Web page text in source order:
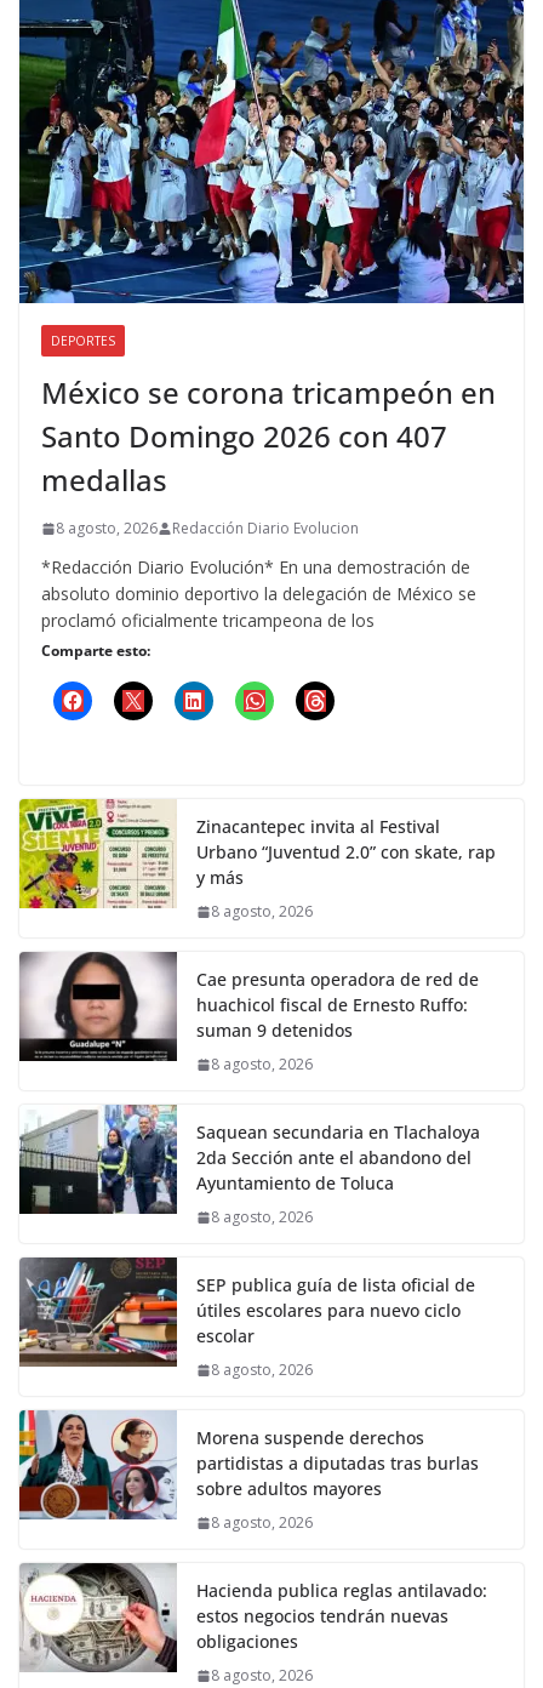
DEPORTES
México se corona tricampeón en
Santo Domingo 2026 con 407
medallas
8 agosto, 2026 Redacción Diario Evolucion
*Redacción Diario Evolución* En una demostración de
absoluto dominio deportivo la delegación de México se
proclamó oficialmente tricampeona de los
Comparte esto:
Zinacantepec invita al Festival
Urbano “Juventud 2.0” con skate, rap
y más
8 agosto, 2026
Cae presunta operadora de red de
huachicol fiscal de Ernesto Ruffo:
suman 9 detenidos
8 agosto, 2026
Saquean secundaria en Tlachaloya
2da Sección ante el abandono del
Ayuntamiento de Toluca
8 agosto, 2026
SEP publica guía de lista oficial de
útiles escolares para nuevo ciclo
escolar
8 agosto, 2026
Morena suspende derechos
partidistas a diputadas tras burlas
sobre adultos mayores
8 agosto, 2026
Hacienda publica reglas antilavado:
estos negocios tendrán nuevas
obligaciones
8 agosto, 2026